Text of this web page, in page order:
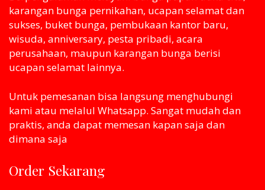
karangan bunga pernikahan, ucapan selamat dan
sukses, buket bunga, pembukaan kantor baru,
wisuda, anniversary, pesta pribadi, acara
perusahaan, maupun karangan bunga berisi
ucapan selamat lainnya.
Untuk pemesanan bisa langsung menghubungi
kami atau melaluI Whatsapp. Sangat mudah dan
praktis, anda dapat memesan kapan saja dan
dimana saja
Order Sekarang